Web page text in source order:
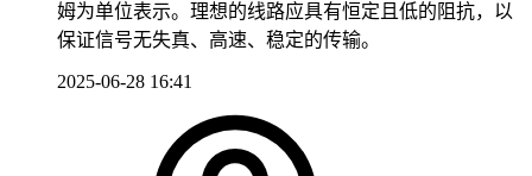
姆为单位表示。理想的线路应具有恒定且低的阻抗，以
保证信号无失真、高速、稳定的传输。
2025-06-28 16:41